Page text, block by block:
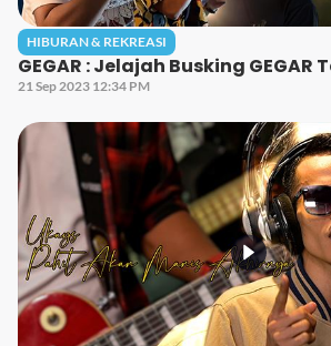
HIBURAN & REKREASI
GEGAR : Jelajah Busking GEGAR
21 Sep 2023 12:34 PM